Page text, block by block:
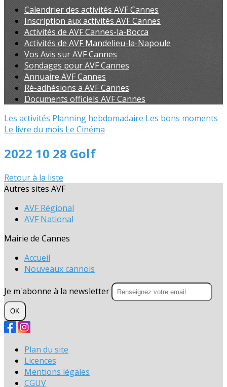
Calendrier des activités AVF Cannes
Inscription aux activités AVF Cannes
Activités de AVF Cannes-la-Bocca
Activités de AVF Mandelieu-la-Napoule
Vos Avis sur AVF Cannes
Sondages pour AVF Cannes
Annuaire AVF Cannes
Ré-adhésions a AVF Cannes
Documents officiels AVF Cannes
Les activités Planning hebdomadaire Les bons moments
Le livre du mois Le Cinéma
2022 10 28 Golf
Retour à la liste
Autres sites AVF
AVF Régional
AVF National
Mairie de Cannes
Accueil
Nouveaux cannois
Je m'abonne à la newsletter
OK
Plan du site
Licences
Mentions légales
CGUV